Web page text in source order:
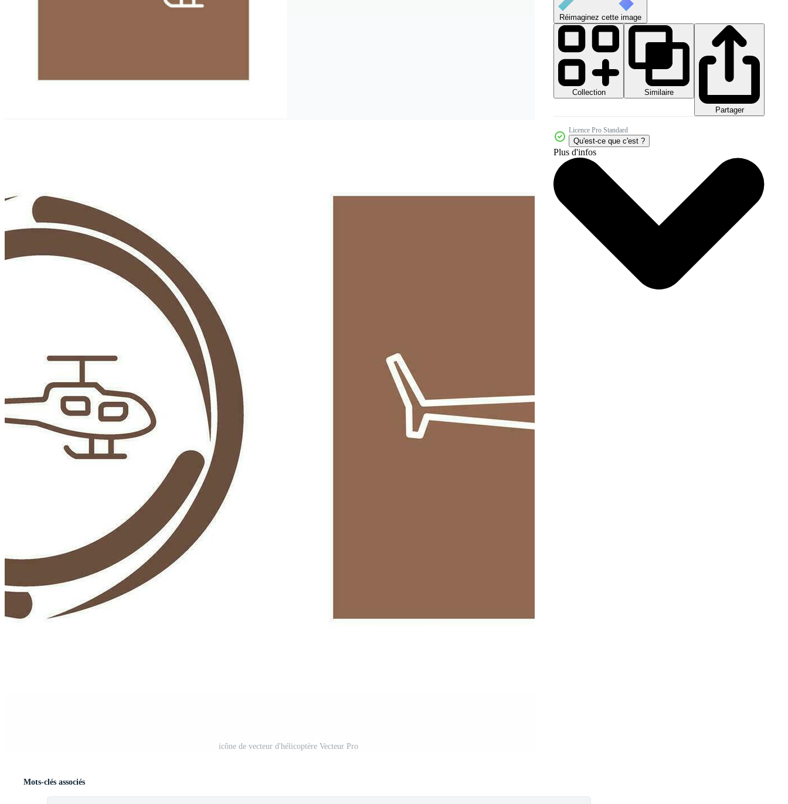
icône de vecteur d'hélicoptère Vecteur Pro
Réimaginez cette image
Collection
Similaire
Partager
Licence Pro Standard
Qu'est-ce que c'est ?
Plus d'infos
Mots-clés associés